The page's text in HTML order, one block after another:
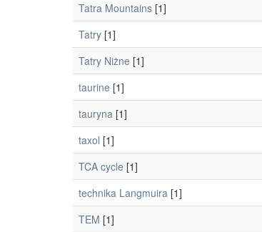
Tatra Mountains [1]
Tatry [1]
Tatry Niżne [1]
taurine [1]
tauryna [1]
taxol [1]
TCA cycle [1]
technika Langmuira [1]
TEM [1]